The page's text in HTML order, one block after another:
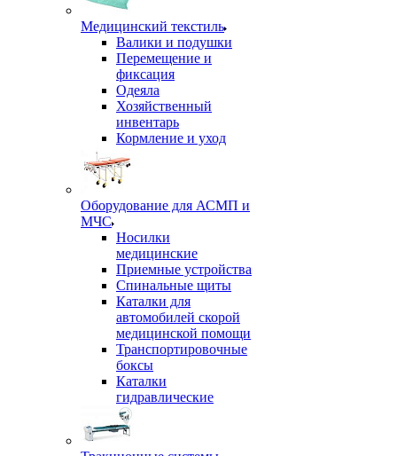
Медицинский текстиль
Валики и подушки
Перемещение и
фиксация
Одеяла
Хозяйственный
инвентарь
Кормление и уход
Оборудование для АСМП и
МЧС
Носилки
медицинские
Приемные устройства
Спинальные щиты
Каталки для
автомобилей скорой
медицинской помощи
Транспортировочные
боксы
Каталки
гидравлические